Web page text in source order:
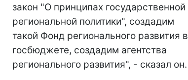
закон "О принципах государственной
региональной политики", создадим
такой Фонд регионального развития в
госбюджете, создадим агентства
регионального развития", - сказал он.